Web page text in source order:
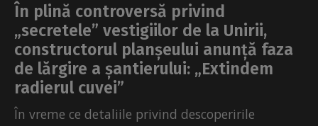
În plină controversă privind
„secretele” vestigiilor de la Unirii,
constructorul planșeului anunță faza
de lărgire a șantierului: „Extindem
radierul cuvei”
În vreme ce detaliile privind descoperirile